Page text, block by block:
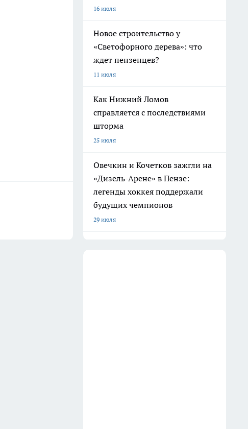
16 июля
Новое строительство у
«Светофорного дерева»: что
ждет пензенцев?
11 июля
Как Нижний Ломов
справляется с последствиями
шторма
25 июля
Овечкин и Кочетков зажгли на
«Дизель-Арене» в Пензе:
легенды хоккея поддержали
будущих чемпионов
29 июля